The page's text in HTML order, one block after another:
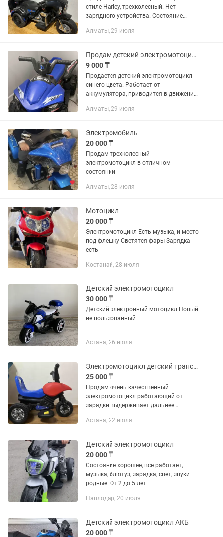
стиле Harley, трехколесный. Нет
зарядного устройства. Состояние
примерно от 3 до 8 лет.
Алматы, 29 июля
Продам детский электромотоцикл
9 000 ₸
Продается детский электромотоцикл
синего цвета. Работает от
аккумулятора, приводится в движение
подойдет для прогулок и подарит
✔️...
Алматы, 29 июля
Электромобиль
20 000 ₸
Продам трехколесный
электромотоцикл в отличном
состоянии
Алматы, 28 июля
Мотоцикл
20 000 ₸
Электромотоцикл Есть музыка, и место
под флешку Светятся фары Зарядка
есть
Костанай, 28 июля
Детский электромотоцикл
30 000 ₸
Детский электронный мотоцикл Новый
не пользованный
Астана, 26 июля
Электромотоцикл детский транспорт
25 000 ₸
Продам очень качественный
электромотоцикл работающий от
зарядки выдерживает дальнее
выполненные материалы корпуса
вперед назад руль...
Астана, 22 июля
Детский электромотоцикл
20 000 ₸
Состояние хорошее, все работает,
музыка, блютуз, зарядка, свет, звуки
родные. От 2 до 5 лет.
Павлодар, 20 июля
Детский электромотоцикл АКБ
20 000 ₸